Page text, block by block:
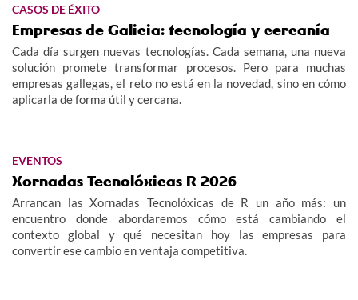
CASOS DE ÉXITO
Empresas de Galicia: tecnología y cercanía
Cada día surgen nuevas tecnologías. Cada semana, una nueva
solución promete transformar procesos. Pero para muchas
empresas gallegas, el reto no está en la novedad, sino en cómo
aplicarla de forma útil y cercana.
EVENTOS
Xornadas Tecnolóxicas R 2026
Arrancan las Xornadas Tecnolóxicas de R un año más: un
encuentro donde abordaremos cómo está cambiando el
contexto global y qué necesitan hoy las empresas para
convertir ese cambio en ventaja competitiva.